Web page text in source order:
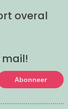
overal
Pinterest
Abonneer